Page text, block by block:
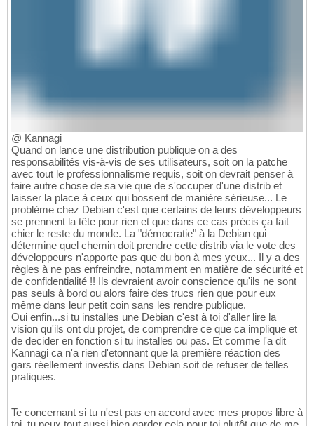
@ Kannagi
Quand on lance une distribution publique on a des
responsabilités vis-à-vis de ses utilisateurs, soit on la patche
avec tout le professionnalisme requis, soit on devrait penser à
faire autre chose de sa vie que de s'occuper d'une distrib et
laisser la place à ceux qui bossent de manière sérieuse... Le
problème chez Debian c'est que certains de leurs développeurs
se prennent la tête pour rien et que dans ce cas précis ça fait
chier le reste du monde. La "démocratie" à la Debian qui
détermine quel chemin doit prendre cette distrib via le vote des
développeurs n'apporte pas que du bon à mes yeux... Il y a des
règles à ne pas enfreindre, notamment en matière de sécurité et
de confidentialité !! Ils devraient avoir conscience qu'ils ne sont
pas seuls à bord ou alors faire des trucs rien que pour eux
même dans leur petit coin sans les rendre publique.
Oui enfin...si tu installes une Debian c'est à toi d'aller lire la
vision qu'ils ont du projet, de comprendre ce que ca implique et
de decider en fonction si tu installes ou pas. Et comme l'a dit
Kannagi ca n'a rien d'etonnant que la première réaction des
gars réellement investis dans Debian soit de refuser de telles
pratiques.
Te concernant si tu n'est pas en accord avec mes propos libre à